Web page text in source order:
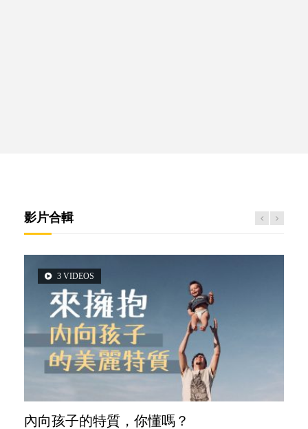
影片合輯
3 VIDEOS
內向孩子的特質，你懂嗎？
2 VIDEOS
想孩子學好外語，點做好？
5 VIDEOS
夫妻必看！經營婚姻，沒捷徑
14 VIDEOS
新手父母不用怕
6 VIDEOS
孩子能力天注定？